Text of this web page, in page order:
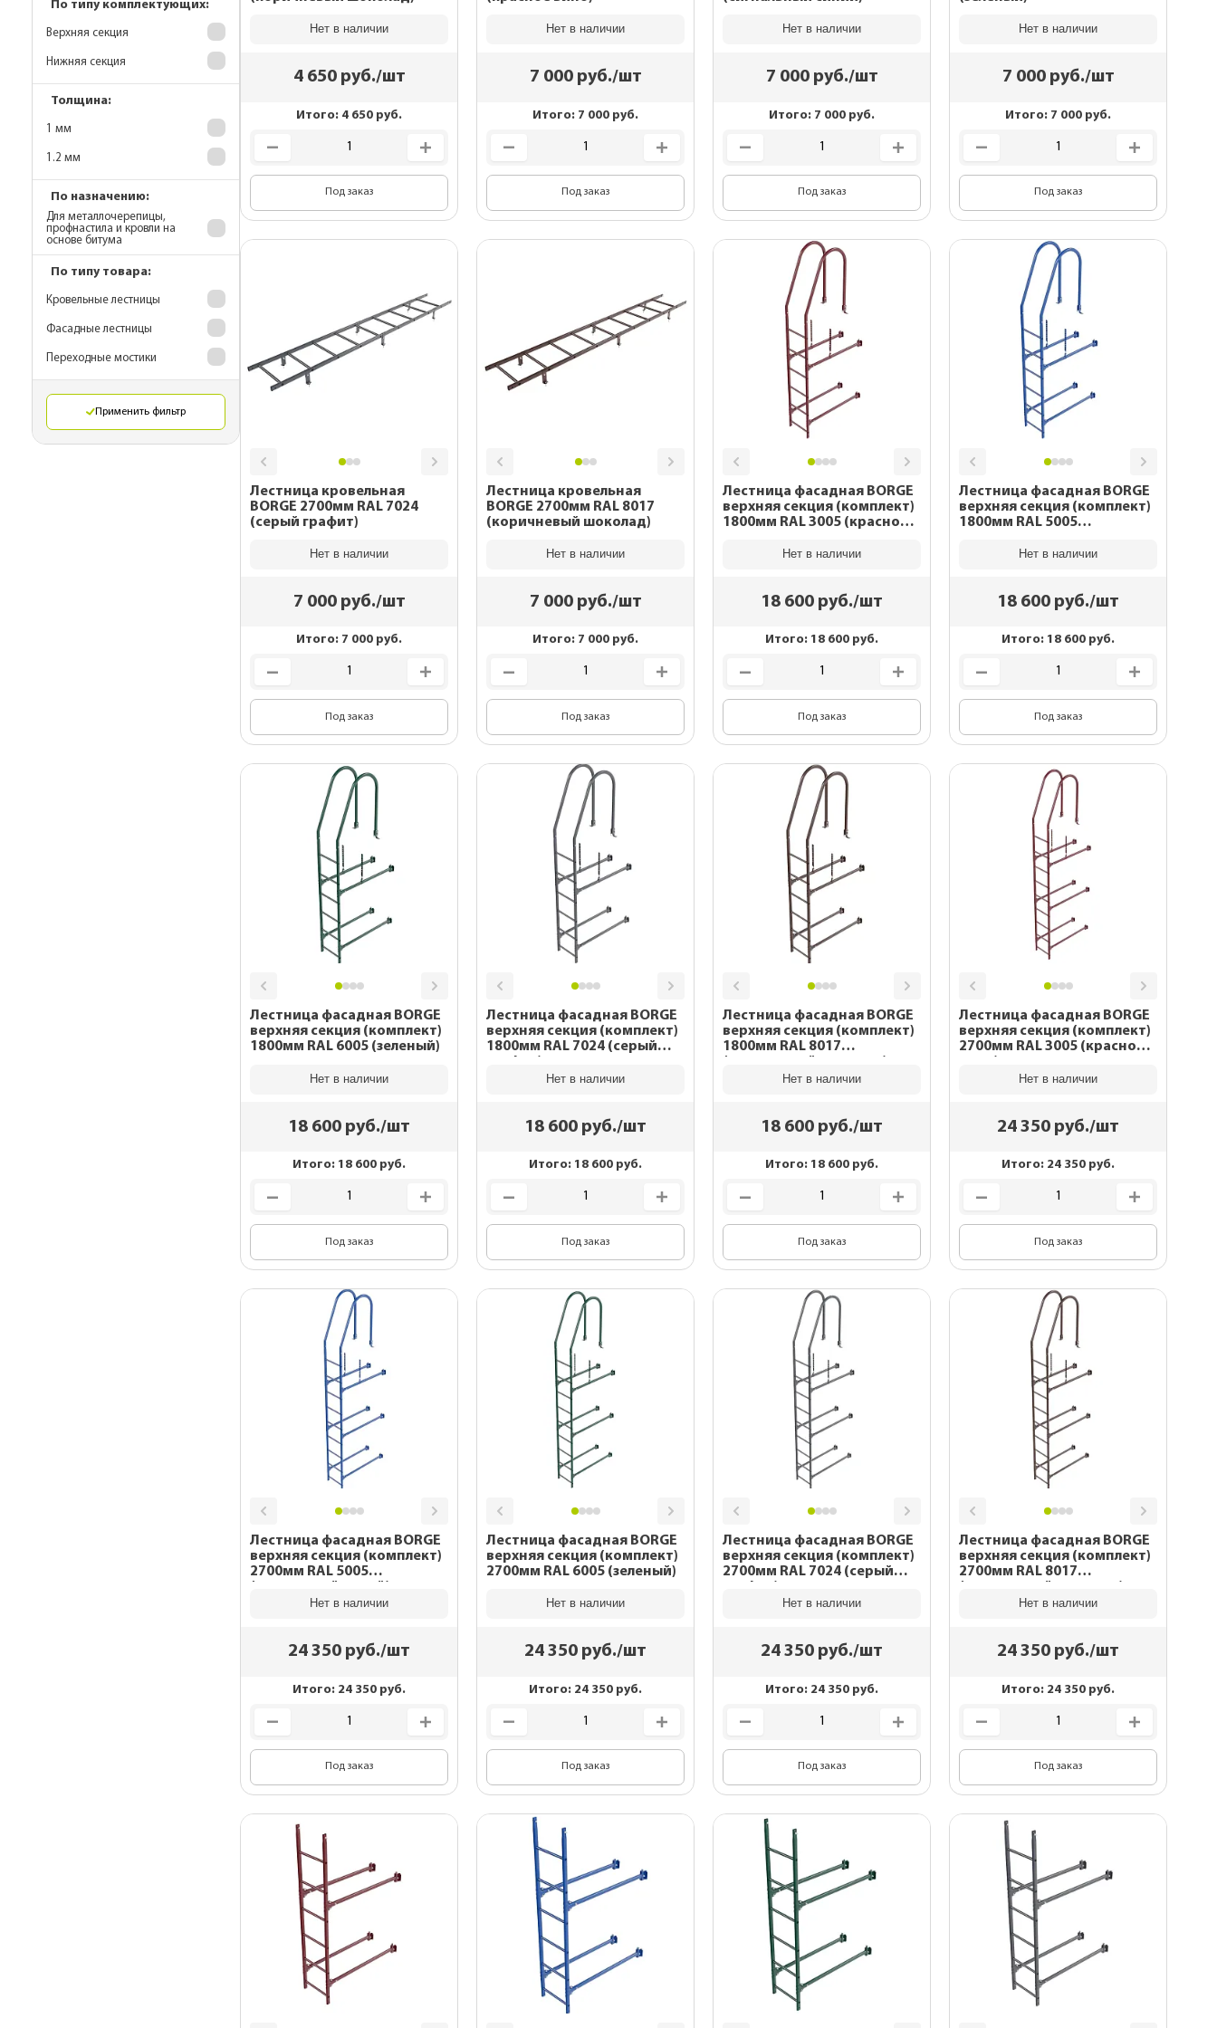
По типу комплектующих:
Верхняя секция
Нижняя секция
Толщина:
1 мм
1.2 мм
По назначению:
Для металлочерепицы,
профнастила и кровли на
основе битума
По типу товара:
Кровельные лестницы
Фасадные лестницы
Переходные мостики
Применить фильтр
Нет в наличии
4 650руб./шт
Итого: 4 650 руб.
Под заказ
Нет в наличии
7 000руб./шт
Итого: 7 000 руб.
Под заказ
Нет в наличии
7 000руб./шт
Итого: 7 000 руб.
Под заказ
Нет в наличии
7 000руб./шт
Итого: 7 000 руб.
Под заказ
Лестница кровельная
BORGE 2700мм RAL 7024
(серый графит)
Нет в наличии
7 000руб./шт
Итого: 7 000 руб.
Под заказ
Лестница кровельная
BORGE 2700мм RAL 8017
(коричневый шоколад)
Нет в наличии
7 000руб./шт
Итого: 7 000 руб.
Под заказ
Лестница фасадная BORGE
верхняя секция (комплект)
1800мм RAL 3005 (красное
Нет в наличии
18 600 руб./шт
Итого: 18 600 руб.
Под заказ
Лестница фасадная BORGE
верхняя секция (комплект)
1800мм RAL 5005
Нет в наличии
18 600 руб./шт
Итого: 18 600 руб.
Под заказ
Лестница фасадная BORGE
верхняя секция (комплект)
1800мм RAL 6005 (зеленый)
Нет в наличии
18 600 руб./шт
Итого: 18 600 руб.
Под заказ
Лестница фасадная BORGE
верхняя секция (комплект)
1800мм RAL 7024 (серый
Нет в наличии
18 600 руб./шт
Итого: 18 600 руб.
Под заказ
Лестница фасадная BORGE
верхняя секция (комплект)
1800мм RAL 8017
Нет в наличии
18 600 руб./шт
Итого: 18 600 руб.
Под заказ
Лестница фасадная BORGE
верхняя секция (комплект)
2700мм RAL 3005 (красное
Нет в наличии
24 350 руб./шт
Итого: 24 350 руб.
Под заказ
Лестница фасадная BORGE
верхняя секция (комплект)
2700мм RAL 5005
Нет в наличии
24 350 руб./шт
Итого: 24 350 руб.
Под заказ
Лестница фасадная BORGE
верхняя секция (комплект)
2700мм RAL 6005 (зеленый)
Нет в наличии
24 350 руб./шт
Итого: 24 350 руб.
Под заказ
Лестница фасадная BORGE
верхняя секция (комплект)
2700мм RAL 7024 (серый
Нет в наличии
24 350 руб./шт
Итого: 24 350 руб.
Под заказ
Лестница фасадная BORGE
верхняя секция (комплект)
2700мм RAL 8017
Нет в наличии
24 350 руб./шт
Итого: 24 350 руб.
Под заказ